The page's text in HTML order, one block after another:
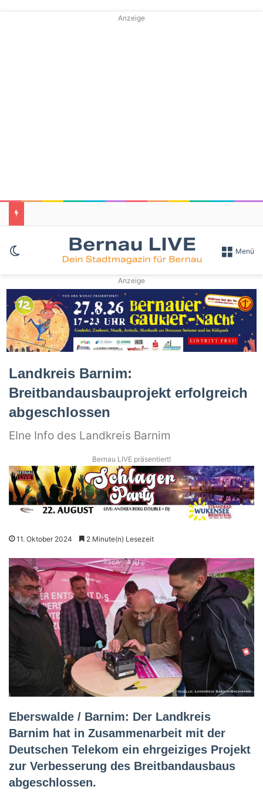
Anzeige
Skin umschalten Menü
Anzeige
Landkreis Barnim:
Breitbandausbauprojekt erfolgreich
abgeschlossen
EIne Info des Landkreis Barnim
Bernau LIVE präsentiert!
11. Oktober 2024 2 Minute(n) Lesezeit
Eberswalde / Barnim: Der Landkreis
Barnim hat in Zusammenarbeit mit der
Deutschen Telekom ein ehrgeiziges Projekt
zur Verbesserung des Breitbandausbaus
abgeschlossen.